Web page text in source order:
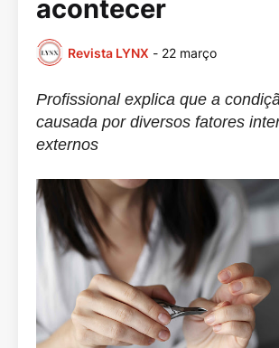
acontecer
Revista LYNX - 22 março
Profissional explica que a
causada por diversos fatores
externos